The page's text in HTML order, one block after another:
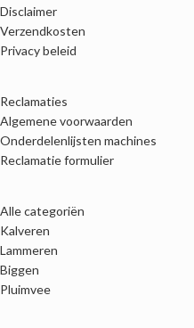
Disclaimer
Verzendkosten
Privacy beleid
Reclamaties
Algemene voorwaarden
Onderdelenlijsten machines
Reclamatie formulier
Alle categoriën
Kalveren
Lammeren
Biggen
Pluimvee